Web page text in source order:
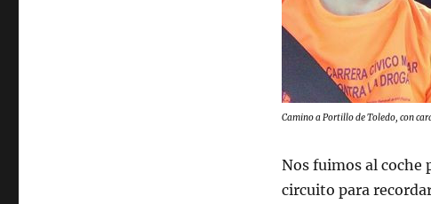
Camino a Portillo de Toledo, con
Nos fuimos al coche
circuito para